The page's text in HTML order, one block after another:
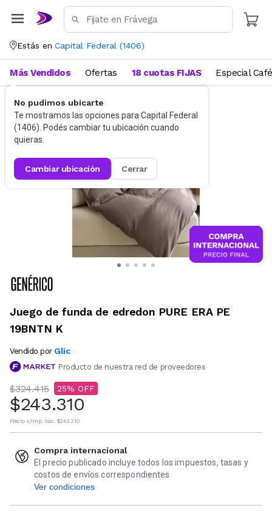
Estás en Capital Federal (1406)
No pudimos ubicarte
Te mostramos las opciones para Capital Federal
(1406). Podés cambiar tu ubicación cuando
quieras.
cambiar ubicación cerrar
Más Vendidos Ofertas 18 cuotas FIJAS Especial Café
Ropa de cama Edredones
Juego de funda de edredon PURE ERA PE
19BNTN K
Vendido por Glic
Producto de nuestra red de proveedores
$324.415 25
$243.310
Precio s/imp. nac. $243.310
Compra internacional
El precio publicado incluye todos los impuestos, tasas y
costos de envíos correspondientes
Ver condiciones